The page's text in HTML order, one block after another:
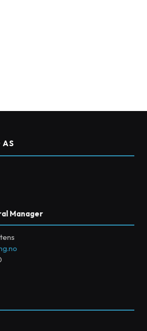
AS
Manager